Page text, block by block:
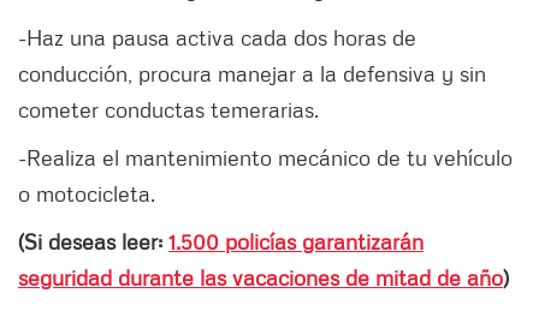
-Haz una pausa activa cada dos horas de
conducción, procura manejar a la defensiva y sin
cometer conductas temerarias.
-Realiza el mantenimiento mecánico de tu vehículo
o motocicleta.
(Si deseas leer: 1.500 policías garantizarán
seguridad durante las vacaciones de mitad de año)